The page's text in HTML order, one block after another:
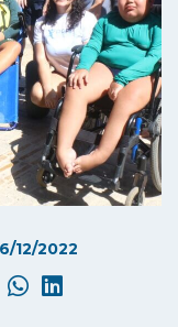
12/2022